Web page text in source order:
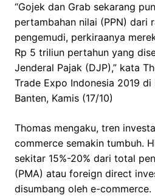
“Gojek dan Grab sekarang
pertambahan nilai (PPN) dari
pengemudi, perkiraanya
Rp 5 triliun pertahun yang
Jenderal Pajak (DJP),” kata
Trade Expo Indonesia 2019 di
Banten, Kamis (17/10)
Thomas mengaku, tren
commerce semakin tumbuh.
sekitar 15%-20% dari total
(PMA) atau foreign direct
disumbang oleh e-commerce.